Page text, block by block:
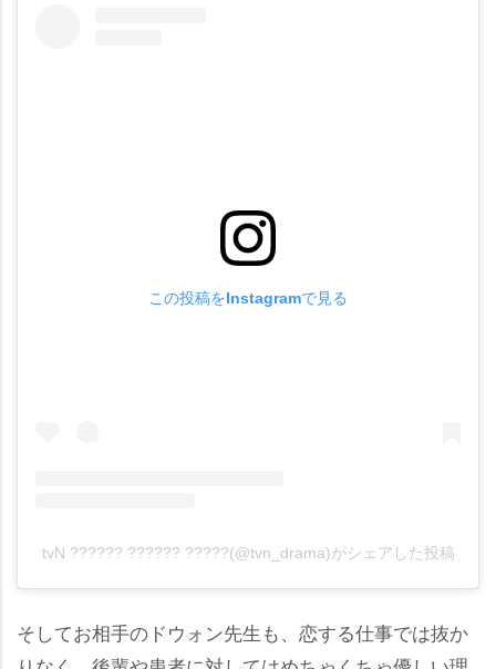
この投稿をInstagramで見る
tvN ?????? ?????? ?????(@tvn_drama)がシェアした投稿
そしてお相手のドウォン先生も、恋する仕事では抜か